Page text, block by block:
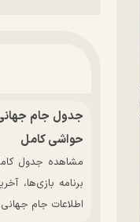
حواشی کامل
برنامه بازی‌ها،
اطلاعات جام